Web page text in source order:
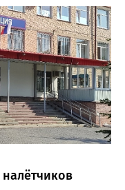
аппарат, поднял
он избавился, а
ОМВД.
розыска задержали
определённого места
летний гражданин
Уголовное дело
с применением